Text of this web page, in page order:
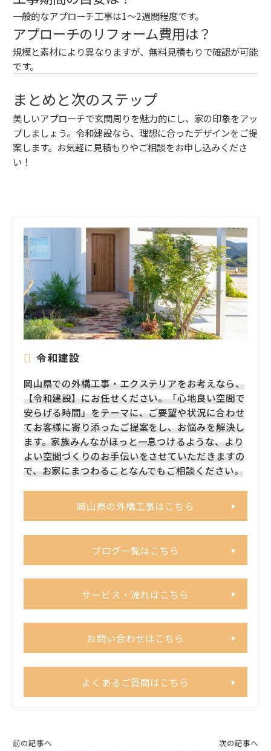
一般的なアプローチ工事は1～2週間程度です。
アプローチのリフォーム費用は？
規模と素材により異なりますが、無料見積もりで確認が可能
です。
まとめと次のステップ
美しいアプローチで玄関周りを魅力的にし、家の印象をアッ
プしましょう。令和建設なら、理想に合ったデザインをご提
案します。お気軽に見積もりやご相談をお申し込みくださ
い！
令和建設
岡山県での外構工事・エクステリアをお考えなら、
【令和建設】にお任せください。「心地良い空間で
安らげる時間」をテーマに、ご要望や状況に合わせ
てお客様に寄り添ったご提案をし、お悩みを解決し
ます。家族みんながほっと一息つけるような、より
よい空間づくりのお手伝いをさせていただきますの
で、お家にまつわることなんでもご相談ください。
岡山県の外構工事はこちら
ブログ一覧はこちら
サービス・流れはこちら
お問い合わせはこちら
よくあるご質問はこちら
前の記事へ 次の記事へ